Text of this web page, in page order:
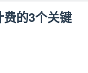
的3个关键